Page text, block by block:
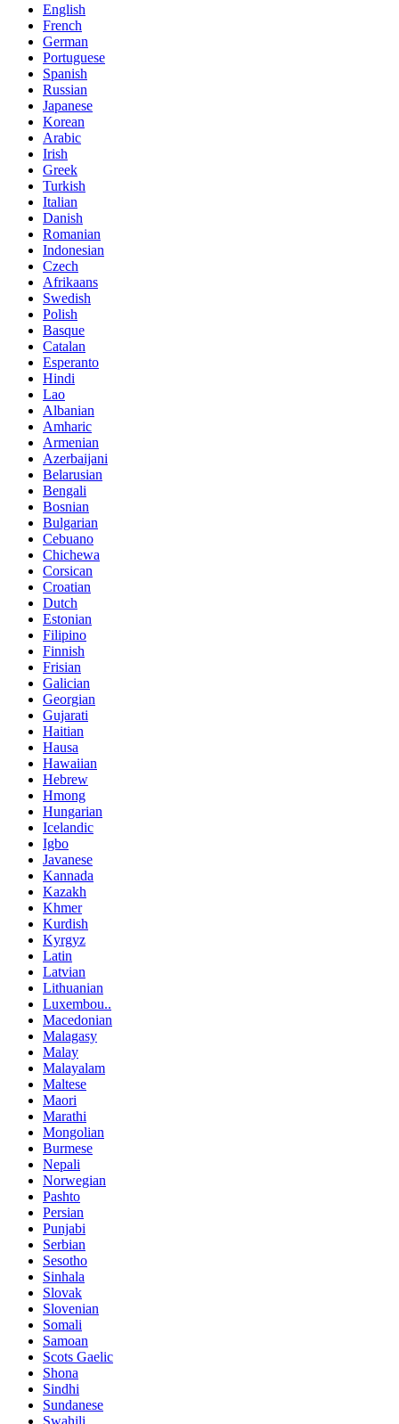
English
French
German
Portuguese
Spanish
Russian
Japanese
Korean
Arabic
Irish
Greek
Turkish
Italian
Danish
Romanian
Indonesian
Czech
Afrikaans
Swedish
Polish
Basque
Catalan
Esperanto
Hindi
Lao
Albanian
Amharic
Armenian
Azerbaijani
Belarusian
Bengali
Bosnian
Bulgarian
Cebuano
Chichewa
Corsican
Croatian
Dutch
Estonian
Filipino
Finnish
Frisian
Galician
Georgian
Gujarati
Haitian
Hausa
Hawaiian
Hebrew
Hmong
Hungarian
Icelandic
Igbo
Javanese
Kannada
Kazakh
Khmer
Kurdish
Kyrgyz
Latin
Latvian
Lithuanian
Luxembou..
Macedonian
Malagasy
Malay
Malayalam
Maltese
Maori
Marathi
Mongolian
Burmese
Nepali
Norwegian
Pashto
Persian
Punjabi
Serbian
Sesotho
Sinhala
Slovak
Slovenian
Somali
Samoan
Scots Gaelic
Shona
Sindhi
Sundanese
Swahili